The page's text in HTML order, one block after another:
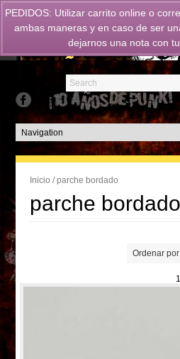
Inicio / parche bordado
parche bordado
Ordenar
1
PEDIDOS: Utilizar carrito online o
ambas maneras y en caso de ser
dejarnos una nota con tu